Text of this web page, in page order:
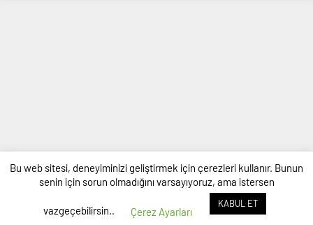
Bu web sitesi, deneyiminizi geliştirmek için çerezleri kullanır. Bunun
senin için sorun olmadığını varsayıyoruz, ama istersen
vazgeçebilirsin.. Çerez Ayarları
KABUL ET